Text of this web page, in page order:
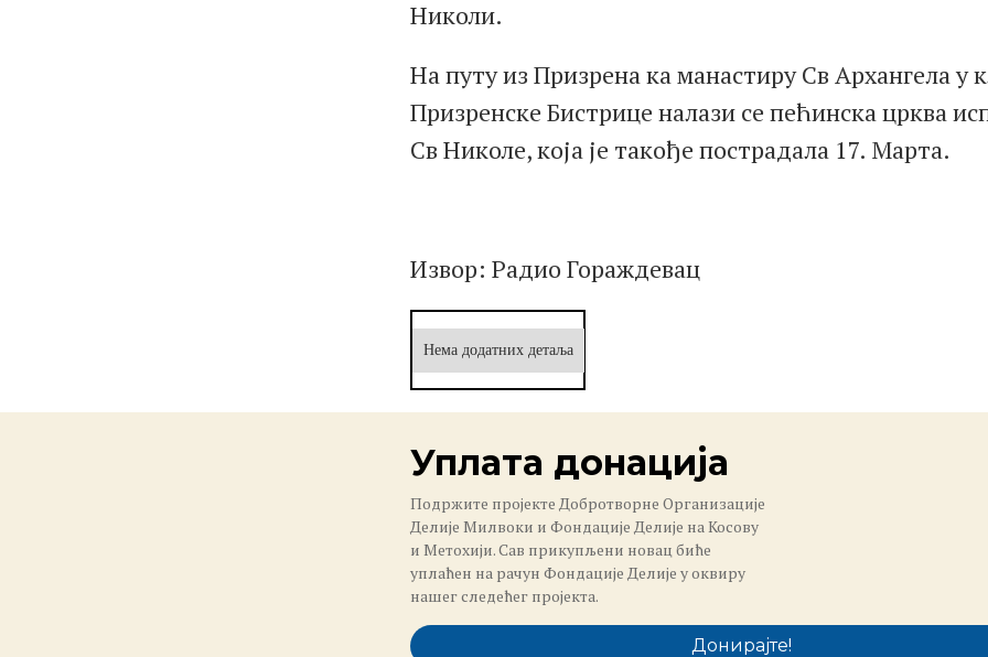
Николи.
На путу из Призрена ка манастиру Св Архангела у
Призренске Бистрице налази се пећинска црква
Св Николе, која је такође пострадала 17. Марта.
Извор: Радио Гораждевац
Нема додатних детаља
Уплата донација
Подржите пројекте Добротворне Организације
Делије Милвоки и Фондације Делије на Косову
и Метохији. Сав прикупљени новац биће
уплаћен на рачун Фондације Делије у оквиру
нашег следећег пројекта.
Донирајте!